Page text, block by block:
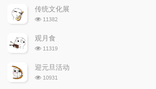
章
传统文化展
浏
次
数:
11382
观月食
浏
次
数:
11319
迎元旦活动
浏
10931